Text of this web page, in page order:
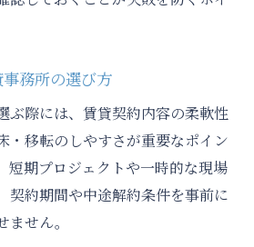
務所の選び方
ぶ際には、賃貸契約内容の柔軟性
・移転のしやすさが重要なポイン
短期プロジェクトや一時的な現場
契約期間や中途解約条件を事前に
せん。